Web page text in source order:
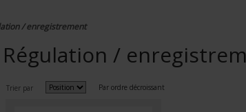
/ enregistrement
Régulation /
Trier par Par ordre décroissant